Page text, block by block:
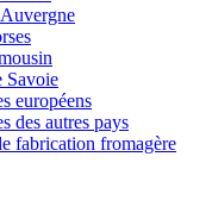
Savoie
européens
des autres pays
fabrication fromagère